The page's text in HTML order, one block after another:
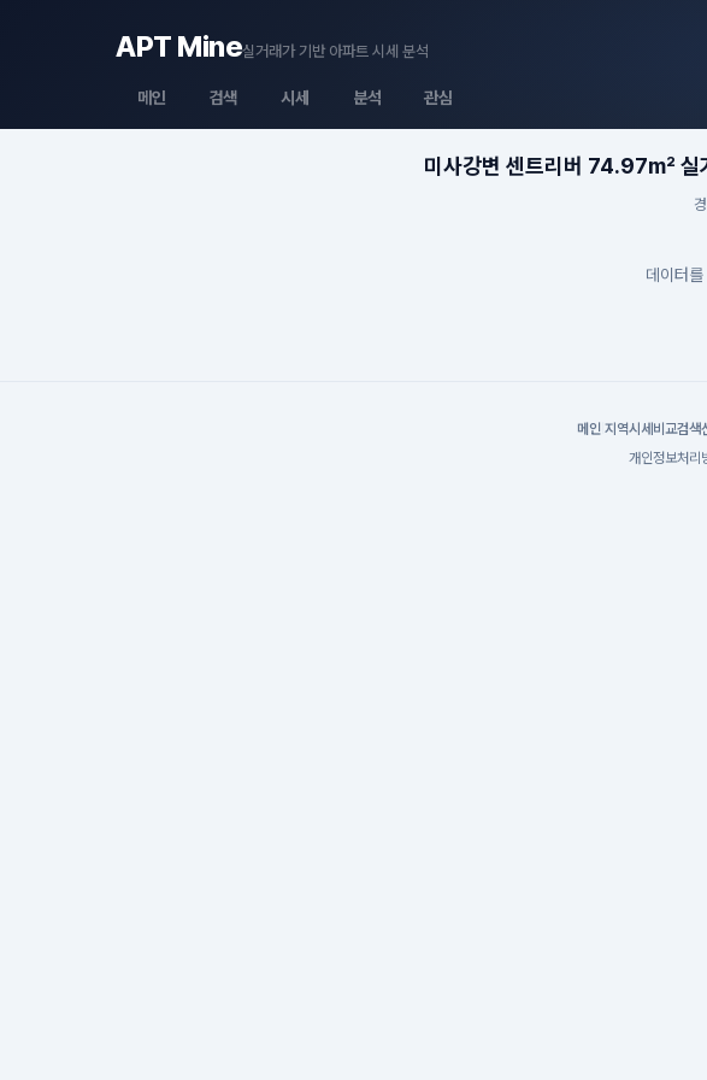
APT Mine실거래가 기반 아파트 시세 분석
메인 검색 시세 분석 관심
미사강변 센트리버 74.97m² 실
데이터
메인 지역시세 비교검색
개인정보처리